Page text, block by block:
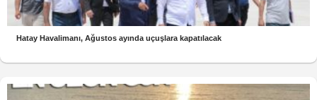
Hatay Havalimanı, Ağustos ayında uçuşlara kapatılacak